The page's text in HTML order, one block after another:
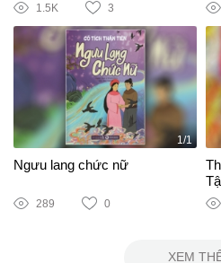
1.5K 3
1/1
Ngưu lang chức nữ
289 0
XEM